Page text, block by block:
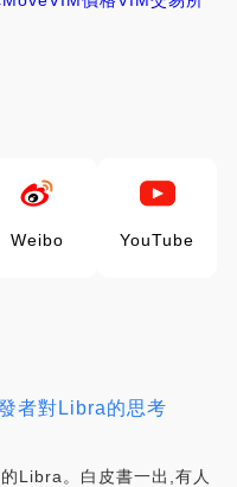
Weibo YouTube
者對Libra的思考
Libra。白皮書一出,有人